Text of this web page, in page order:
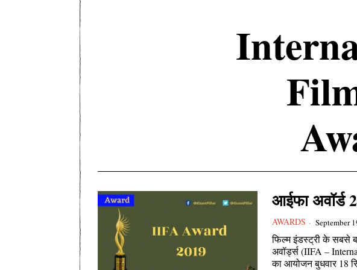
आईफा अवॉर्ड
AWARDS September
फिल्म इंडस्ट्री के सबसे
अवॉर्ड्स (IIFA –
का आयोजन बुधवार 18